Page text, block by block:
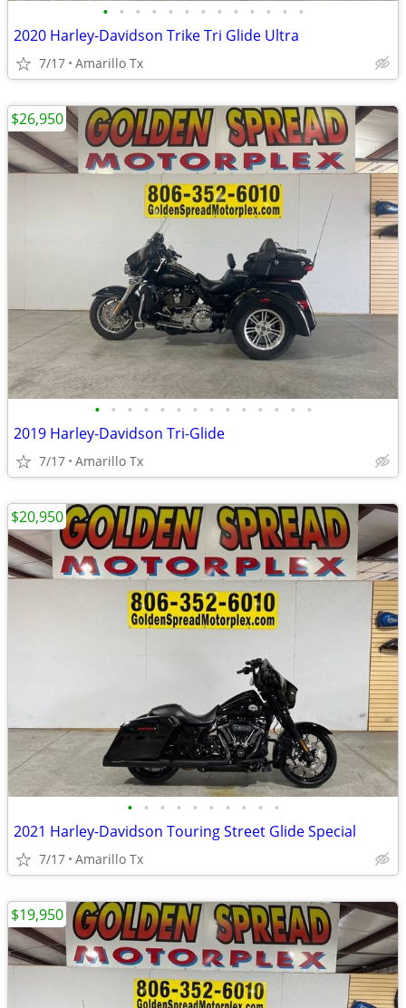
• • • • • • • • • • • • •
2020 Harley-Davidson Trike Tri Glide Ultra
7/17 Amarillo Tx
• • • • • • • • • • • • • •
2019 Harley-Davidson Tri-Glide
7/17 Amarillo Tx
$26,950
• • • • • • • • • •
2021 Harley-Davidson Touring Street Glide Special
7/17 Amarillo Tx
$20,950
$19,950